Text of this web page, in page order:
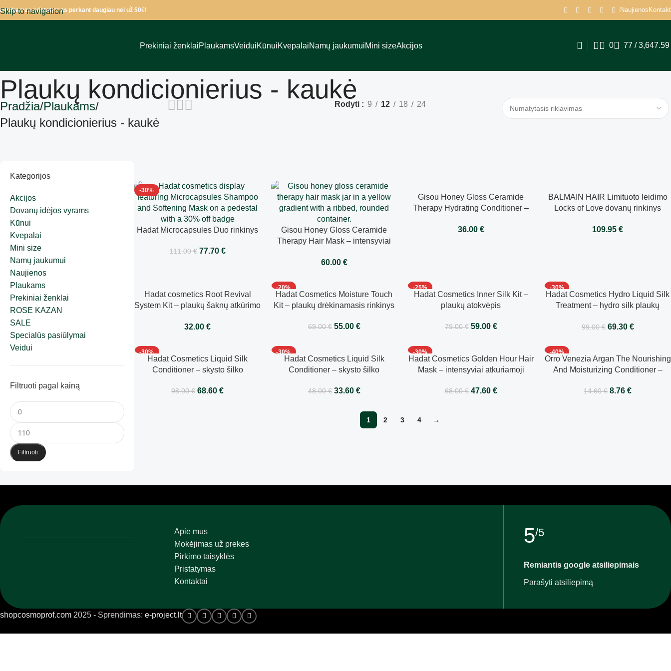
Skip to navigationpristatymas perkant daugiau nei už 50€! Naujienos
Prekiniai ženklaiPlaukamsVeiduiKūnuiKvepalaiNamų jaukumuiMini sizeAkcijos 0 77 / 3,647.59
Plaukų kondicionierius - kaukė
Pradžia Plaukams
Plaukų kondicionierius - kaukė
Rodyti 9 12 18 24
Kategorijos
Akcijos
Dovanų idėjos vyrams
Kūnui
Kvepalai
Mini size
Namų jaukumui
Naujienos
Plaukams
Prekiniai ženklai
ROSE KAZAN
SALE
Specialūs pasiūlymai
Veidui
Filtruoti pagal kainą
Filtruoti
-30%
Hadat Microcapsules Duo rinkinys
111.00€ 77.70€
Gisou Honey Gloss Ceramide
Therapy Hair Mask – intensyviai
kaukė 250ml
60.00 €
Gisou Honey Gloss Ceramide
Therapy Hydrating Conditioner –
kondicionierius švelniems ir
36.00 €
BALMAIN HAIR Limituoto leidimo
Locks of Love dovanų rinkinys
109.95€
Hadat cosmetics Root Revival
System Kit – plaukų šaknų atkūrimo
32.00€
-20%
Hadat Cosmetics Moisture Touch
Kit – plaukų drėkinamasis rinkinys
69.00€ 55.00 €
-25%
Hadat Cosmetics Inner Silk Kit –
plaukų atokvėpis
79.00€ 59.00 €
-30%
Hadat Cosmetics Hydro Liquid Silk
Treatment – hydro silk plaukų
99.00€ 69.30 €
-30%
Hadat Cosmetics Liquid Silk
Conditioner – skysto šilko
98.00€ 68.60€
-30%
Hadat Cosmetics Liquid Silk
Conditioner – skysto šilko
48.00€ 33.60 €
-30%
Hadat Cosmetics Golden Hour Hair
Mask – intensyviai atkuriamoji
68.00€ 47.60 €
-40%
Orro Venezia Argan The Nourishing
And Moisturizing Conditioner –
kondicionierius 100 ml
14.60€ 8.76€
1 2 3 4 →
Apie mus
Mokėjimas už prekes
Pirkimo taisyklės
Pristatymas
Kontaktai
5/5
Remiantis google atsiliepimais
Parašyti atsiliepimą
shopcosmoprof.com 2025 - Sprendimas: e-project.lt